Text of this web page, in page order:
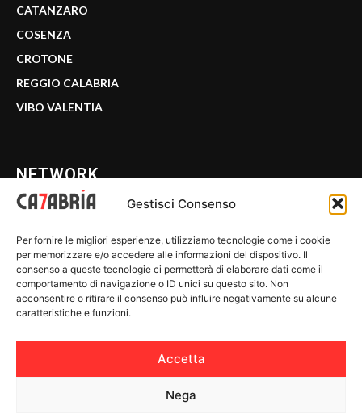
Gestisci Consenso
Per fornire le migliori esperienze, utilizziamo tecnologie come i cookie
per memorizzare e/o accedere alle informazioni del dispositivo. Il
consenso a queste tecnologie ci permetterà di elaborare dati come il
comportamento di navigazione o ID unici su questo sito. Non
acconsentire o ritirare il consenso può influire negativamente su alcune
caratteristiche e funzioni.
Accetta
Nega
CATANZARO
COSENZA
CROTONE
REGGIO CALABRIA
VIBO VALENTIA
NETWORK
WE CALABRIA
C7 PLAY
MIX ZONE